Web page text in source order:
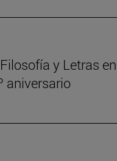
y Letras
aniversario